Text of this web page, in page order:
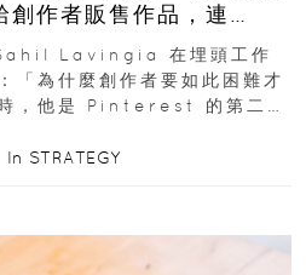
作者販售作品，連
Lavingia 在埋頭工作
「為什麼創作者要如此困難才
，他是 Pinterest 的第二名
In STRATEGY